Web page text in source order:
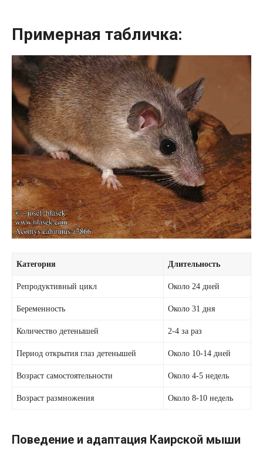
Примерная табличка:
Категория Длительность
Репродуктивный цикл Около 24 дней
Беременность Около 31 дня
Количество детенышей 2-4 за раз
Период открытия глаз детенышей Около 10-14 дней
Возраст самостоятельности Около 4-5 недель
Возраст размножения Около 8-10 недель
Поведение и адаптация Каирской мыши